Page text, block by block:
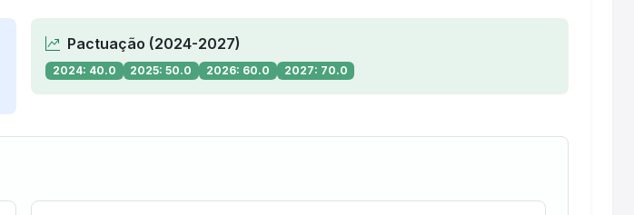
Pactuação (2024-2027)
2024: 40.0 2025: 50.0 2026: 60.0 2027: 70.0